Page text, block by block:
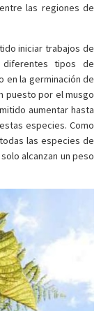
las regiones de
iniciar trabajos de
diferentes tipos de
en la germinación de
puesto por el musgo
aumentar hasta
especies. Como
las especies de
alcanzan un peso